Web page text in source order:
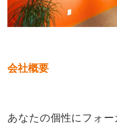
会社概要
あなたの個性にフォ